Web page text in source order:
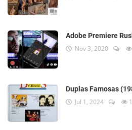
Adobe Premiere
Nov 3, 2020
Duplas Famosas
Jul 1, 2024